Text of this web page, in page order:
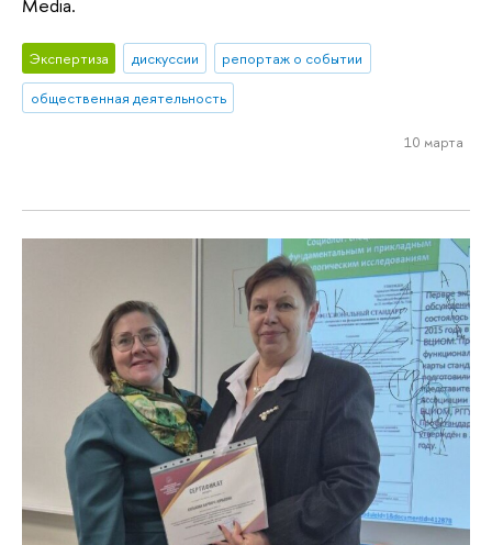
Экспертиза дискуссии
репортаж о событии
общественная деятельность
10 марта